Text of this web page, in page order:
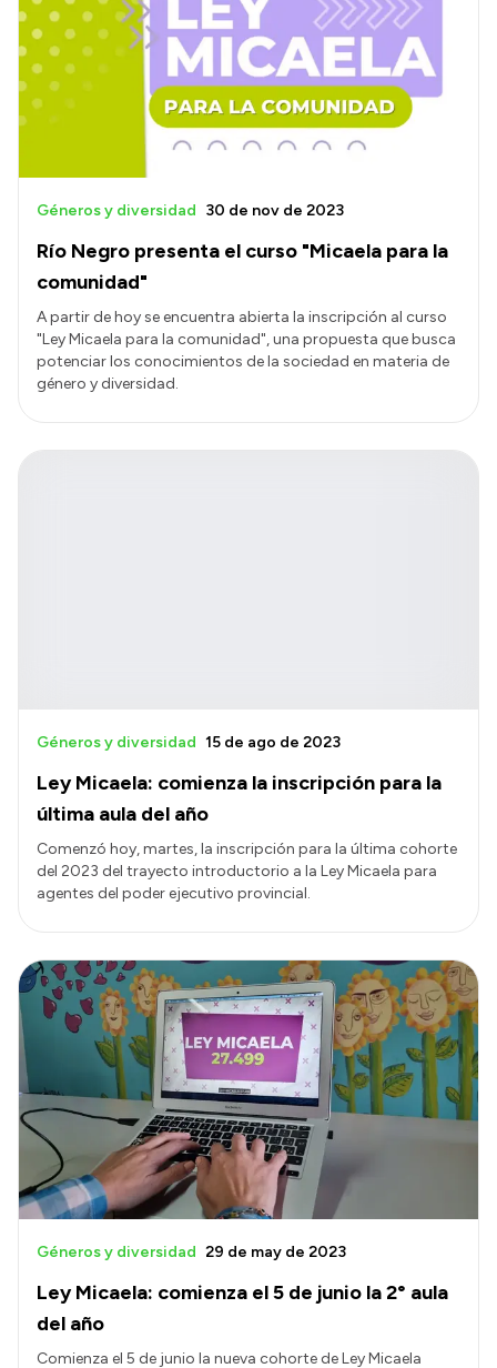
Río Negro presenta el curso "Micaela para la
comunidad"
Géneros y diversidad 30 de nov de 2023
A partir de hoy se encuentra abierta la inscripción al curso
"Ley Micaela para la comunidad", una propuesta que busca
potenciar los conocimientos de la sociedad en materia de
género y diversidad.
Ley Micaela: comienza la inscripción para la
última aula del año
Géneros y diversidad 15 de ago de 2023
Comenzó hoy, martes, la inscripción para la última cohorte
del 2023 del trayecto introductorio a la Ley Micaela para
agentes del poder ejecutivo provincial.
Ley Micaela: comienza el 5 de junio la 2° aula
del año
Géneros y diversidad 29 de may de 2023
Comienza el 5 de junio la nueva cohorte de Ley Micaela